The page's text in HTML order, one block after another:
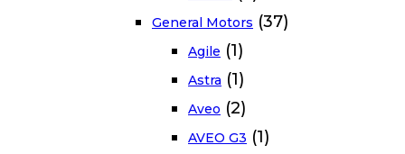
General Motors (37)
Agile (1)
Astra (1)
Aveo (2)
AVEO G3 (1)